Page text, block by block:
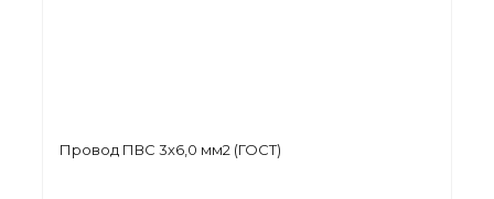
Провод ПВС 3х6,0 мм2 (ГОСТ)